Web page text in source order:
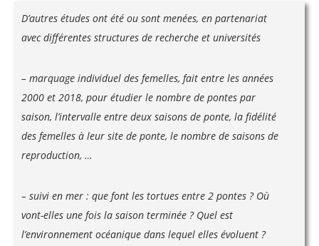
D’autres études ont été ou sont menées, en partenariat
avec différentes structures de recherche et universités
– marquage individuel des femelles, fait entre les années
2000 et 2018, pour étudier le nombre de pontes par
saison, l’intervalle entre deux saisons de ponte, la fidélité
des femelles à leur site de ponte, le nombre de saisons de
reproduction, …
– suivi en mer : que font les tortues entre 2 pontes ? Où
vont-elles une fois la saison terminée ? Quel est
l’environnement océanique dans lequel elles évoluent ?